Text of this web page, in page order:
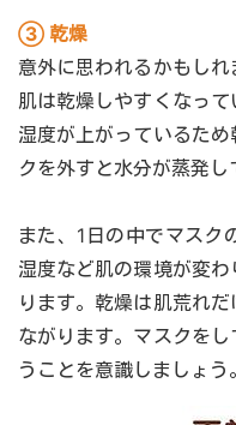
③ 乾燥
意外に思われるかもし
肌は乾燥しやすくなっ
湿度が上がっているた
クを外すと水分が蒸発し
また、1日の中でマスク
湿度など肌の環境が変
ります。乾燥は肌荒れ
ながります。マスクを
うことを意識しましょう。